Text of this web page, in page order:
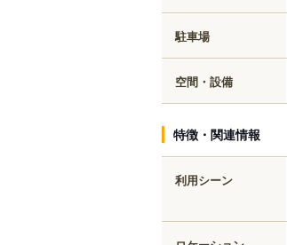
駐車場
空間・設備
特徴・関連情報
利用シーン